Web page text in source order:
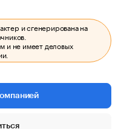
и сгенерирована на
и не имеет деловых